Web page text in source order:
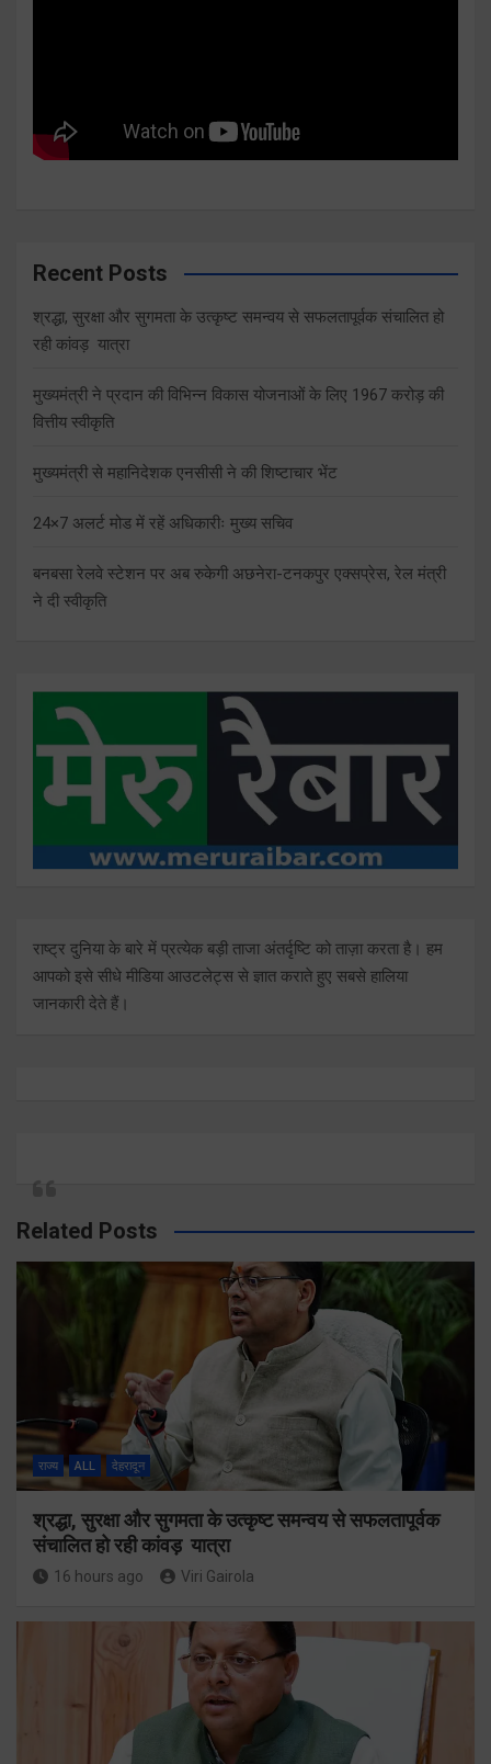
Recent Posts
श्रद्धा, सुरक्षा और सुगमता के उत्कृष्ट समन्वय से सफलतापूर्वक संचालित हो
रही कांवड़ यात्रा
मुख्यमंत्री ने प्रदान की विभिन्न विकास योजनाओं के लिए 1967 करोड़ की
वित्तीय स्वीकृति
मुख्यमंत्री से महानिदेशक एनसीसी ने की शिष्टाचार भेंट
24×7 अलर्ट मोड में रहें अधिकारीः मुख्य सचिव
बनबसा रेलवे स्टेशन पर अब रुकेगी अछनेरा-टनकपुर एक्सप्रेस, रेल मंत्री
ने दी स्वीकृति
राष्ट्र दुनिया के बारे में प्रत्येक बड़ी ताजा अंतर्दृष्टि को ताज़ा करता है। हम
आपको इसे सीधे मीडिया आउटलेट्स से ज्ञात कराते हुए सबसे हालिया
जानकारी देते हैं।
Related Posts
राज्य ALL देहरादून
श्रद्धा, सुरक्षा और सुगमता के उत्कृष्ट समन्वय से सफलतापूर्वक
संचालित हो रही कांवड़ यात्रा
16 hours ago Viri Gairola